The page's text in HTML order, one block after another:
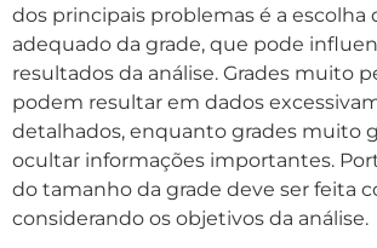
dos principais problemas é a escolha
adequado da grade, que pode
resultados da análise. Grades muito
podem resultar em dados
detalhados, enquanto grades muito
ocultar informações importantes.
do tamanho da grade deve ser feita
considerando os objetivos da análise.